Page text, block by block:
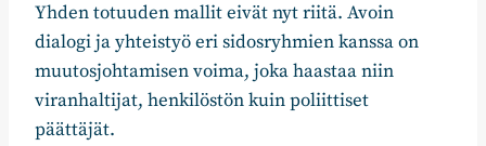
Yhden totuuden mallit eivät nyt riitä. Avoin
dialogi ja yhteistyö eri sidosryhmien kanssa on
muutosjohtamisen voima, joka haastaa niin
viranhaltijat, henkilöstön kuin poliittiset
päättäjät.